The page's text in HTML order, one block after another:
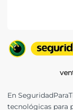
En
tecnológicas para